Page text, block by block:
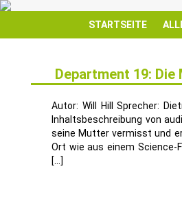
STARTSEITE
Department 19:
Autor: Will Hill Sprecher:
Inhaltsbeschreibung von
seine Mutter vermisst und
Ort wie aus einem Science-
[…]